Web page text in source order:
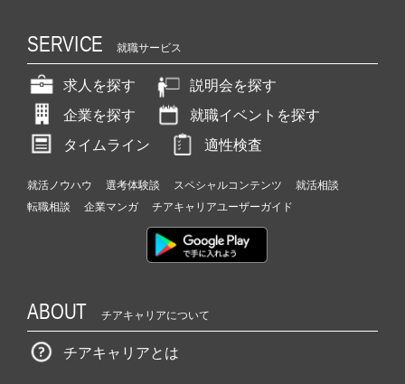
SERVICE 就職サービス
求人を探す
説明会を探す
企業を探す
就職イベントを探す
タイムライン
適性検査
就活ノウハウ 選考体験談 スペシャルコンテンツ
就活相談
転職相談
企業マンガ チアキャリアユーザーガイド
ABOUT チアキャリアについて
チアキャリアとは